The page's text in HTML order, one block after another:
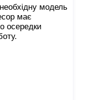
модель
має
осередки